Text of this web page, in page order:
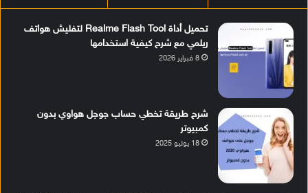
تحميل أداة Realme Flash Tool لتفليش هواتف
ريلمي مع شرح كيفية استخدامها
8 فبراير 2026
شرح طريقة تخطي حساب جوجل هواوي بدون
كمبيوتر
18 يوليو 2025